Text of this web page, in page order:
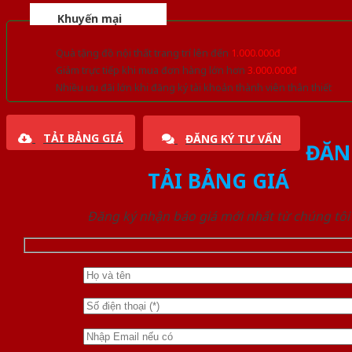
Khuyến mại
Quà tặng đồ nội thất trang trí lên đến 1.000.000đ
Giảm trực tiếp khi mua đơn hàng lớn hơn 3.000.000đ
Nhiều ưu đãi lớn khi đăng ký tài khoản thành viên thân thiết
TẢI BẢNG GIÁ ĐĂNG KÝ TƯ VẤN
TẢI BẢNG GIÁ
Đăng ký nhận báo giá mới nhất từ chúng tôi